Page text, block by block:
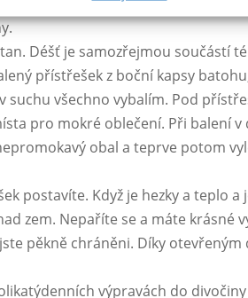
Déšť je samozřejmou součástí
přístřešek z boční kapsy
všechno vybalím. Pod
pro mokré oblečení. Při balení v
obal a teprve potom
postavíte. Když je hezky a teplo a
zem. Nepaříte se a máte krásné
pěkně chráněni. Díky otevřeným
výpravách do